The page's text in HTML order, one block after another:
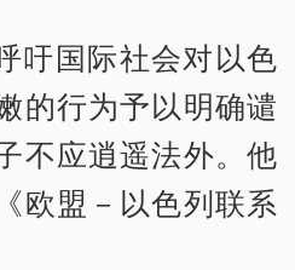
吁国际社会对以色
的行为予以明确谴
不应逍遥法外。他
欧盟－以色列联系